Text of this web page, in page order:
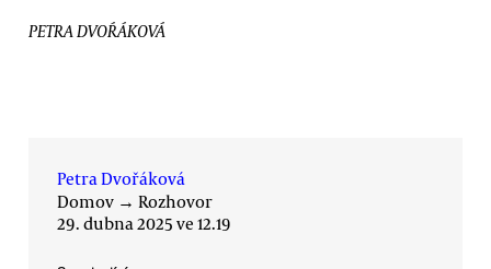
PETRA DVOŔÁKOVÁ
Petra Dvořáková
Domov → Rozhovor
29. dubna 2025 ve 12.19